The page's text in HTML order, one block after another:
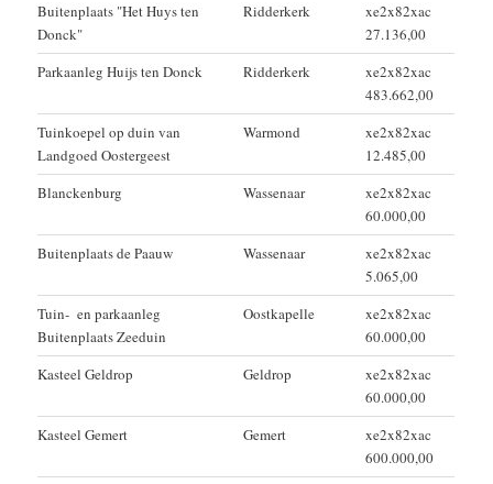
Buitenplaats "Het Huys ten
Donck"
Ridderkerk
xe2x82xac
27.136,00
Parkaanleg Huijs ten Donck
Ridderkerk
xe2x82xac
483.662,00
Tuinkoepel op duin van
Landgoed Oostergeest
Warmond
xe2x82xac
12.485,00
Blanckenburg
Wassenaar
xe2x82xac
60.000,00
Buitenplaats de Paauw
Wassenaar
xe2x82xac
5.065,00
Tuin- en parkaanleg
Buitenplaats Zeeduin
Oostkapelle
xe2x82xac
60.000,00
Kasteel Geldrop
Geldrop
xe2x82xac
60.000,00
Kasteel Gemert
Gemert
xe2x82xac
600.000,00